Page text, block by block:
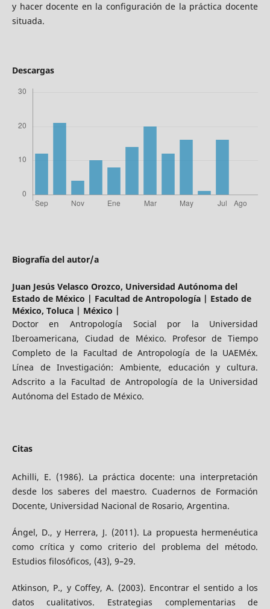
y hacer docente en la configuración de la práctica docente
situada.
Descargas
Biografía del autor/a
Juan Jesús Velasco Orozco, Universidad Autónoma del
Estado de México | Facultad de Antropología | Estado de
México, Toluca | México |
Doctor en Antropología Social por la Universidad
Iberoamericana, Ciudad de México. Profesor de Tiempo
Completo de la Facultad de Antropología de la UAEMéx.
Línea de Investigación: Ambiente, educación y cultura.
Adscrito a la Facultad de Antropología de la Universidad
Autónoma del Estado de México.
Citas
Achilli, E. (1986). La práctica docente: una interpretación
desde los saberes del maestro. Cuadernos de Formación
Docente, Universidad Nacional de Rosario, Argentina.
Ángel, D., y Herrera, J. (2011). La propuesta hermenéutica
como crítica y como criterio del problema del método.
Estudios filosóficos, (43), 9–29.
Atkinson, P., y Coffey, A. (2003). Encontrar el sentido a los
datos cualitativos. Estrategias complementarias de